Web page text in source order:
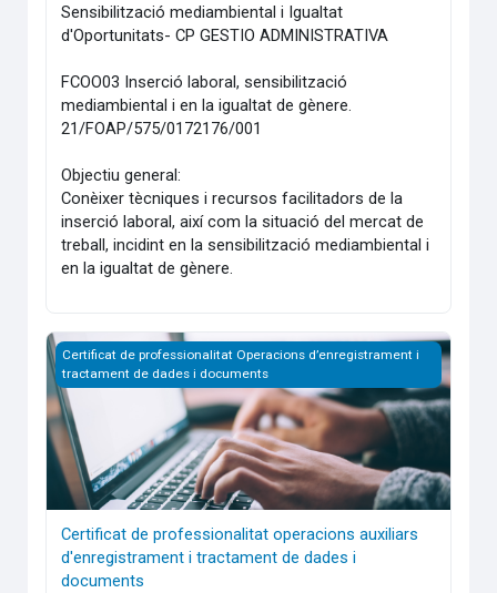
Sensibilització mediambiental i Igualtat
d'Oportunitats- CP GESTIO ADMINISTRATIVA
FCOO03 Inserció laboral, sensibilització
mediambiental i en la igualtat de gènere.
21/FOAP/575/0172176/001
Objectiu general:
Conèixer tècniques i recursos facilitadors de la
inserció laboral, així com la situació del mercat de
treball, incidint en la sensibilització mediambiental i
en la igualtat de gènere.
Certificat de professionalitat operacions auxiliars
Certificat de professionalitat Operacions d’enregistrament i
tractament de dades i documents
Certificat de professionalitat operacions auxiliars
d'enregistrament i tractament de dades i
documents